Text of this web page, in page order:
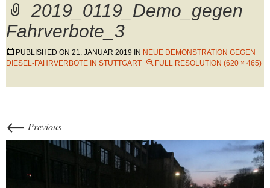
2019_0119_Demo_gegen
Fahrverbote_3
PUBLISHED ON 21. JANUAR 2019 IN NEUE DEMONSTRATION GEGEN
DIESEL-FAHRVERBOTE IN STUTTGART
FULL RESOLUTION (620 × 465)
← Previous